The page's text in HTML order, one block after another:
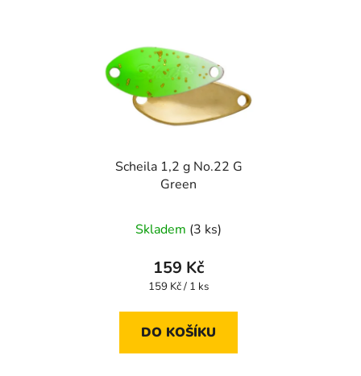
Scheila 1,2 g No.22 G
Green
Skladem (3 ks)
159 Kč
Měrná
159 Kč / 1 ks
DO KOŠÍKU